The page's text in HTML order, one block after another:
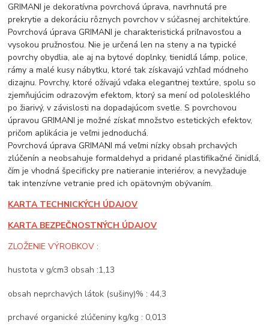
GRIMANI je dekoratívna povrchová úprava, navrhnutá pre
prekrytie a dekoráciu rôznych povrchov v súčasnej architektúre.
Povrchová úprava GRIMANI je charakteristická priľnavosťou a
vysokou pružnosťou. Nie je určená len na steny a na typické
povrchy obydlia, ale aj na bytové doplnky, tienidlá lámp, police,
rámy a malé kusy nábytku, ktoré tak získavajú vzhľad módneho
dizajnu. Povrchy, ktoré ožívajú vďaka elegantnej textúre, spolu so
zjemňujúcim odrazovým efektom, ktorý sa mení od pololesklého
po žiarivý, v závislosti na dopadajúcom svetle. S povrchovou
úpravou GRIMANI je možné získať množstvo estetických efektov,
pričom aplikácia je veľmi jednoduchá.
Povrchová úprava GRIMANI má veľmi nízky obsah prchavých
zlúčenín a neobsahuje formaldehyd a pridané plastifikačné činidlá,
čím je vhodná špecificky pre natieranie interiérov, a nevyžaduje
tak intenzívne vetranie pred ich opätovným obývaním.
KARTA TECHNICKÝCH ÚDAJOV
KARTA BEZPEČNOSTNÝCH ÚDAJOV
ZLOŽENIE VÝROBKOV :
hustota v g/cm3 obsah :1,13
obsah neprchavých látok (sušiny)% : 44,3
prchavé organické zlúčeniny kg/kg : 0,013